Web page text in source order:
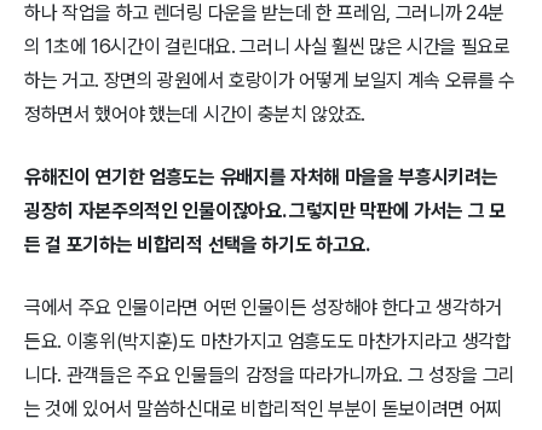
하나 작업을 하고 렌더링 다운을 받는데 한 프레임, 그러니까 24분
의 1초에 16시간이 걸린대요. 그러니 사실 훨씬 많은 시간을 필요로
하는 거고. 장면의 광원에서 호랑이가 어떻게 보일지 계속 오류를 수
정하면서 했어야 했는데 시간이 충분치 않았죠.
유해진이 연기한 엄흥도는 유배지를 자처해 마을을 부흥시키려는
굉장히 자본주의적인 인물이잖아요. 그렇지만 막판에 가서는 그 모
든 걸 포기하는 비합리적 선택을 하기도 하고요.
극에서 주요 인물이라면 어떤 인물이든 성장해야 한다고 생각하거
든요. 이홍위(박지훈)도 마찬가지고 엄흥도도 마찬가지라고 생각합
니다. 관객들은 주요 인물들의 감정을 따라가니까요. 그 성장을 그리
는 것에 있어서 말씀하신대로 비합리적인 부분이 돋보이려면 어찌